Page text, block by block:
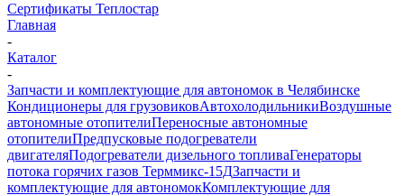
Сертификаты Теплостар
Главная
-
Каталог
-
Запчасти и комплектующие для автономок в Челябинске
Кондиционеры для грузовиковАвтохолодильникиВоздушные
автономные отопителиПереносные автономные
отопителиПредпусковые подогреватели
двигателяПодогреватели дизельного топливаГенераторы
потока горячих газов Терммикс-15ДЗапчасти и
комплектующие для автономокКомплектующие для